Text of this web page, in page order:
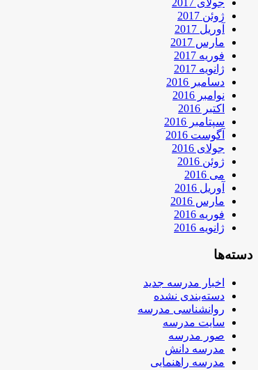
جولای 2017
ژوئن 2017
آوریل 2017
مارس 2017
فوریه 2017
ژانویه 2017
دسامبر 2016
نوامبر 2016
اکتبر 2016
سپتامبر 2016
آگوست 2016
جولای 2016
ژوئن 2016
می 2016
آوریل 2016
مارس 2016
فوریه 2016
ژانویه 2016
دسته‌ها
اخبار مدرسه جدید
دسته‌بندی نشده
روانشناسی مدرسه
سایت مدرسه
صور مدرسه
مدرسه دانش
مدرسه راهنمایی